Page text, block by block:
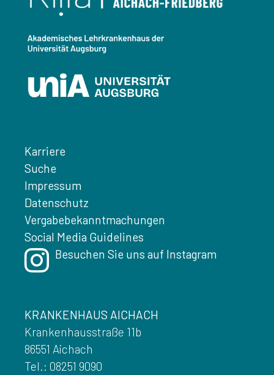
Karriere
Suche
Impressum
Datenschutz
Vergabebekanntmachungen
Social Media Guidelines
Besuchen Sie uns auf Instagram
KRANKENHAUS AICHACH
Krankenhausstraße 11b
86551 Aichach
Tel.: 08251 9090